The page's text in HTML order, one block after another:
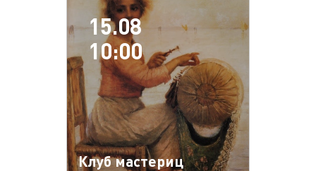
15.08
10:00
Клуб мастериц